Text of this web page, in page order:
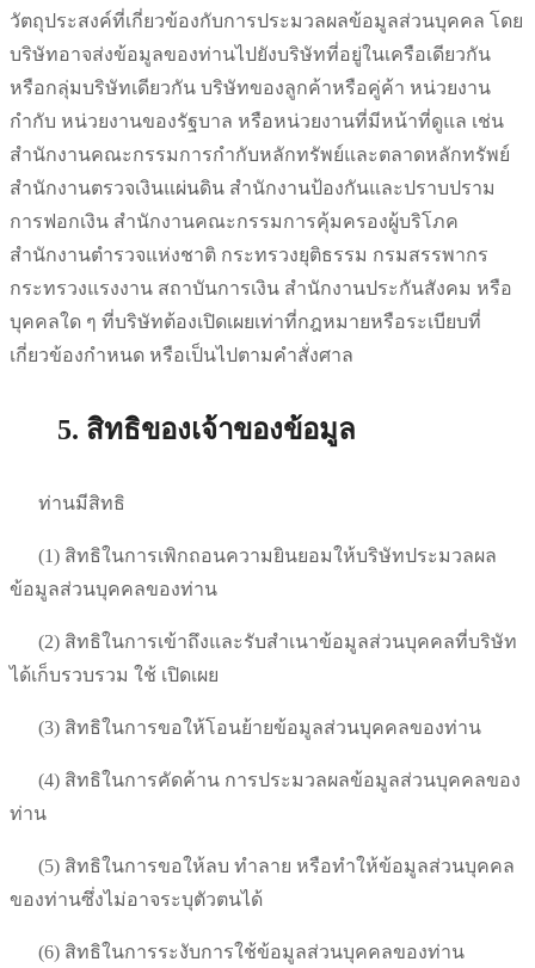
วัตถุประสงค์ที่เกี่ยวข้องกับการประมวลผลข้อมูลส่วนบุคคล โดย
บริษัทอาจส่งข้อมูลของท่านไปยังบริษัทที่อยู่ในเครือเดียวกัน
หรือกลุ่มบริษัทเดียวกัน บริษัทของลูกค้าหรือคู่ค้า หน่วยงาน
กำกับ หน่วยงานของรัฐบาล หรือหน่วยงานที่มีหน้าที่ดูแล เช่น
สำนักงานคณะกรรมการกำกับหลักทรัพย์และตลาดหลักทรัพย์
สำนักงานตรวจเงินแผ่นดิน สำนักงานป้องกันและปราบปราม
การฟอกเงิน สำนักงานคณะกรรมการคุ้มครองผู้บริโภค
สำนักงานตำรวจแห่งชาติ กระทรวงยุติธรรม กรมสรรพากร
กระทรวงแรงงาน สถาบันการเงิน สำนักงานประกันสังคม หรือ
บุคคลใด ๆ ที่บริษัทต้องเปิดเผยเท่าที่กฎหมายหรือระเบียบที่
เกี่ยวข้องกำหนด หรือเป็นไปตามคำสั่งศาล
5. สิทธิของเจ้าของข้อมูล
ท่านมีสิทธิ
(1) สิทธิในการเพิกถอนความยินยอมให้บริษัทประมวลผล
ข้อมูลส่วนบุคคลของท่าน
(2) สิทธิในการเข้าถึงและรับสำเนาข้อมูลส่วนบุคคลที่บริษัท
ได้เก็บรวบรวม ใช้ เปิดเผย
(3) สิทธิในการขอให้โอนย้ายข้อมูลส่วนบุคคลของท่าน
(4) สิทธิในการคัดค้าน การประมวลผลข้อมูลส่วนบุคคลของ
ท่าน
(5) สิทธิในการขอให้ลบ ทำลาย หรือทำให้ข้อมูลส่วนบุคคล
ของท่านซึ่งไม่อาจระบุตัวตนได้
(6) สิทธิในการระงับการใช้ข้อมูลส่วนบุคคลของท่าน